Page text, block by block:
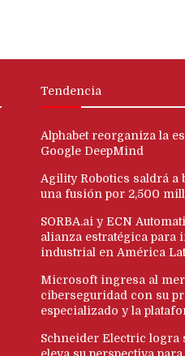
Tendencia
Alphabet reorganiza la
Google DeepMind
Agility Robotics saldrá a
una fusión por 2,500
SORBA.ai y ECN
alianza estratégica para
industrial en América
Microsoft ingresa al
ciberseguridad con su
especializado y la
Schneider Electric logra
eleva su perspectiva